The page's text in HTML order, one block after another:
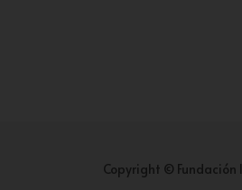
Copyright © Fundación